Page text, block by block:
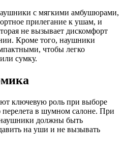
с мягкими амбушюрами,
прилегание к ушам, и
не вызывает дискомфорт
Кроме того, наушники
чтобы легко
сумку.
ключевую роль при выборе
в шумном салоне. При
должны быть
на уши и не вызывать